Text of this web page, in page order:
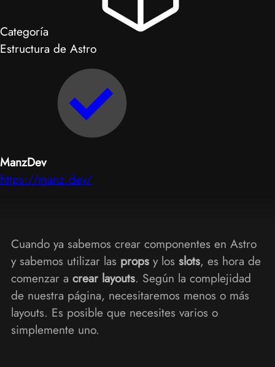
Categoría
Estructura de Astro
ManzDev
https://manz.dev/
Cuando ya sabemos crear componentes en Astro
y sabemos utilizar las propsy los slots, es hora de
comenzar a crear layouts. Según la complejidad
de nuestra página, necesitaremos menos o más
layouts. Es posible que necesites varios o
simplemente uno.